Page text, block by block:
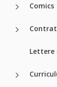
Comics
Lettere